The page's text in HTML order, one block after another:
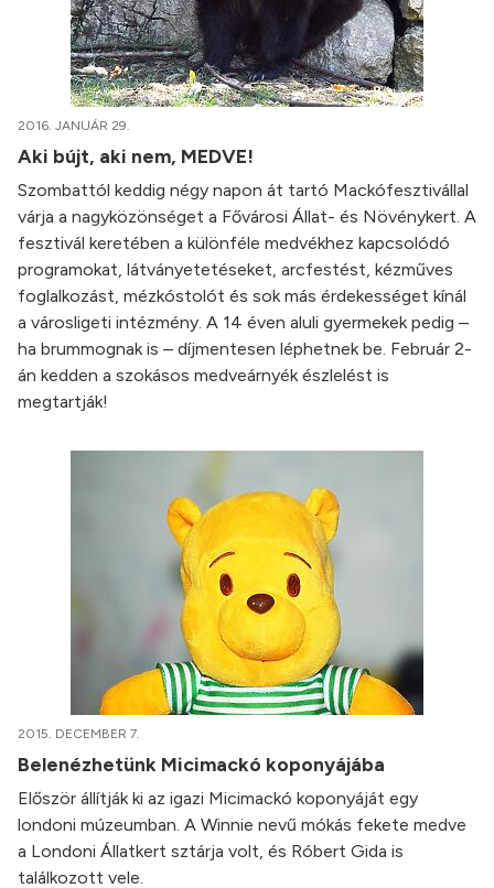
2016. JANUÁR 29.
Aki bújt, aki nem, MEDVE!
Szombattól keddig négy napon át tartó Mackófesztivállal
várja a nagyközönséget a Fővárosi Állat- és Növénykert. A
fesztivál keretében a különféle medvékhez kapcsolódó
programokat, látványetetéseket, arcfestést, kézműves
foglalkozást, mézkóstolót és sok más érdekességet kínál
a városligeti intézmény. A 14 éven aluli gyermekek pedig –
ha brummognak is – díjmentesen léphetnek be. Február 2-
án kedden a szokásos medveárnyék észlelést is
megtartják!
2015. DECEMBER 7.
Belenézhetünk Micimackó koponyájába
Először állítják ki az igazi Micimackó koponyáját egy
londoni múzeumban. A Winnie nevű mókás fekete medve
a Londoni Állatkert sztárja volt, és Róbert Gida is
találkozott vele.